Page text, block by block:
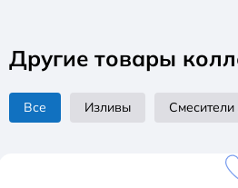
Другие товары
Все Изливы